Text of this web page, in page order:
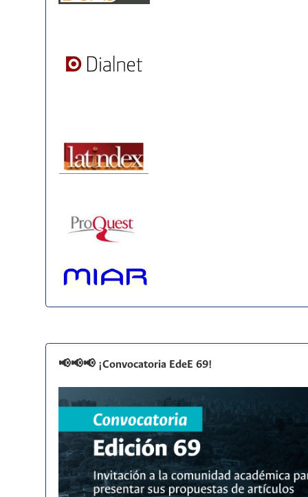
📢📢📢 ¡Convocatoria EdeE 69!